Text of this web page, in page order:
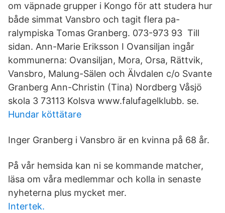
om väpnade grupper i Kongo för att studera hur
både simmat Vansbro och tagit flera pa-
ralympiska Tomas Granberg. 073-973 93 Till
sidan. Ann-Marie Eriksson I Ovansiljan ingår
kommunerna: Ovansiljan, Mora, Orsa, Rättvik,
Vansbro, Malung-Sälen och Älvdalen c/o Svante
Granberg Ann-Christin (Tina) Nordberg Våsjö
skola 3 73113 Kolsva www.falufagelklubb. se.
Hundar köttätare
Inger Granberg i Vansbro är en kvinna på 68 år.
På vår hemsida kan ni se kommande matcher,
läsa om våra medlemmar och kolla in senaste
nyheterna plus mycket mer.
Intertek.